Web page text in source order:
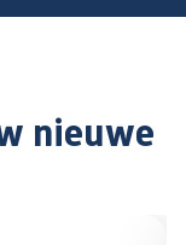
nieuwe